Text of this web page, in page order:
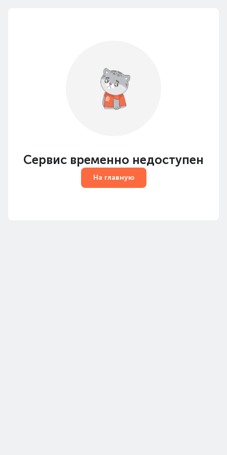
Сервис временно недоступен
На главную